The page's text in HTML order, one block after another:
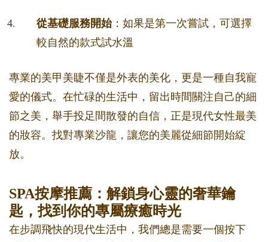
從基礎服務開始：如果是第一次嘗試，可選擇
較自然的款式試水溫
專業的美甲美睫不僅是外表的美化，更是一種自我寵
愛的儀式。在忙碌的生活中，留出時間關注自己的細
節之美，舉手投足間散發的自信，正是現代女性最美
的妝容。找對專業沙龍，讓您的美麗從細節開始綻
放。
SPA按摩推薦：解鎖身心靈的奢華鑰
匙，找到你的專屬療癒時光
在步調飛快的現代生活中，我們總是需要一個按下